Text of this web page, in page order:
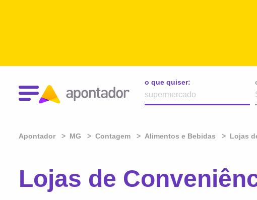
o que quiser:
Apontador MG Contagem Alimentos e Bebidas Lojas
Lojas de